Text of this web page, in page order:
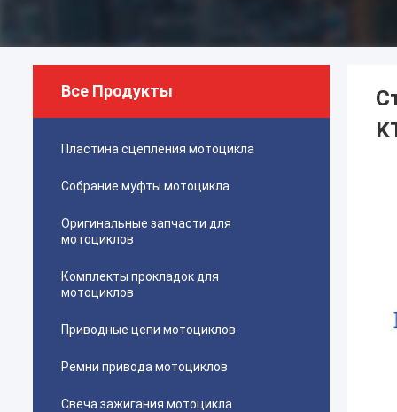
Все Продукты
Пластина сцепления мотоцикла
Собрание муфты мотоцикла
Оригинальные запчасти для
мотоциклов
Комплекты прокладок для
мотоциклов
Приводные цепи мотоциклов
Ремни привода мотоциклов
Свеча зажигания мотоцикла